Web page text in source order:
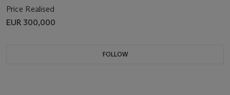
Price Realised
EUR 300,000
FOLLOW